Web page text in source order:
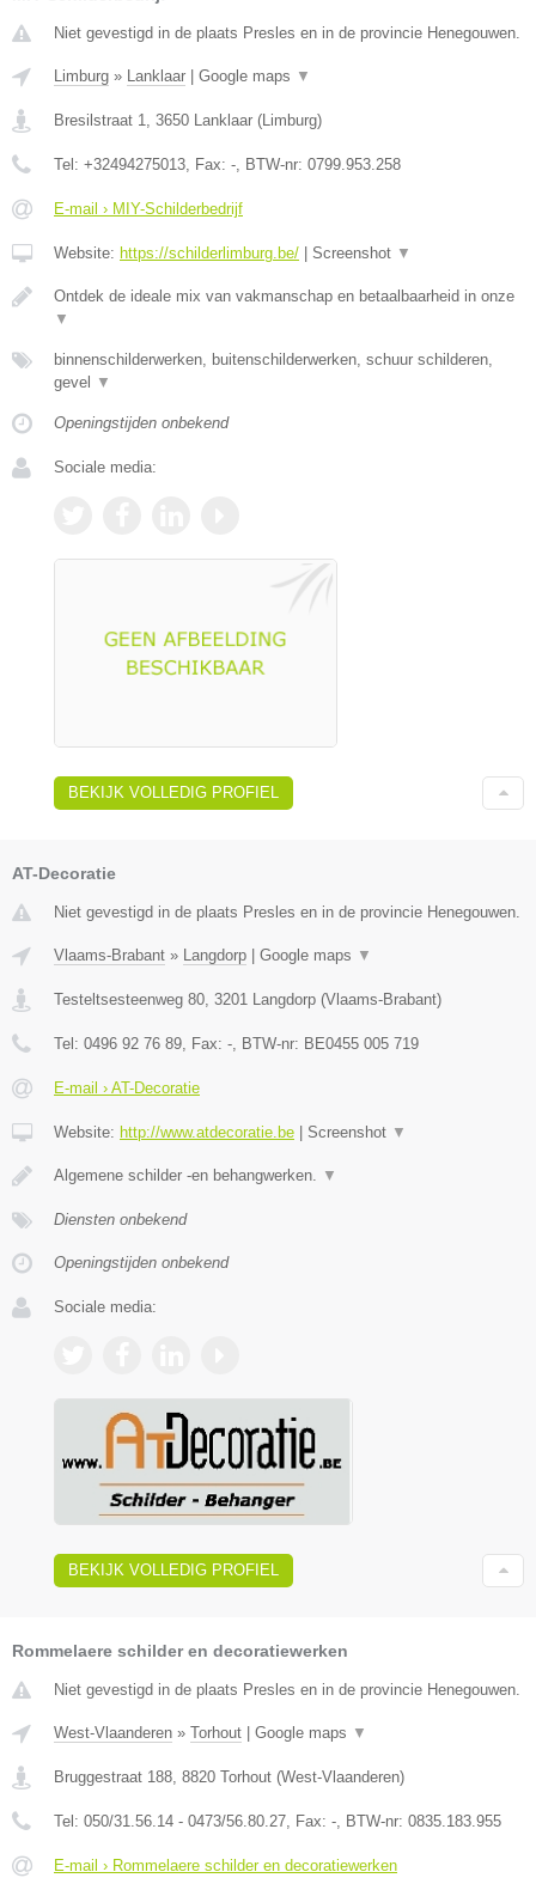
Niet gevestigd in de plaats Presles en in de provincie Henegouwen.
Limburg » Lanklaar | Google maps ▼
Bresilstraat 1 3650 Lanklaar (Limburg)
Tel: +32494275013 , Fax: - , BTW-nr: 0799.953.258
E-mail › MIY-Schilderbedrijf
Website: https://schilderlimburg.be/ | Screenshot ▼
Ontdek de ideale mix van vakmanschap en betaalbaarheid in onze
▼
binnenschilderwerken, buitenschilderwerken, schuur schilderen,
gevel ▼
Openingstijden onbekend
Sociale media:
BEKIJK VOLLEDIG PROFIEL
AT-Decoratie
Niet gevestigd in de plaats Presles en in de provincie Henegouwen.
Vlaams-Brabant » Langdorp Google maps ▼
Testeltsesteenweg 80, 3201 Langdorp (Vlaams-Brabant)
Tel: 0496 92 76 89, Fax: -, BTW-nr: BE0455 005 719
E-mail › AT-Decoratie
Website: http://www.atdecoratie.be Screenshot ▼
Algemene schilder -en behangwerken. ▼
Diensten onbekend
Openingstijden onbekend
Sociale media:
BEKIJK VOLLEDIG PROFIEL
Rommelaere schilder en decoratiewerken
Niet gevestigd in de plaats Presles en in de provincie Henegouwen.
West-Vlaanderen » Torhout Google maps ▼
Bruggestraat 188, 8820 Torhout (West-Vlaanderen)
Tel: 050/31.56.14 - 0473/56.80.27, Fax: -, BTW-nr: 0835.183.955
E-mail › Rommelaere schilder en decoratiewerken